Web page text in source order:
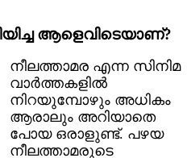
ആളെവിടെയാണ്?
നീലത്താമര എന്ന സിനിമ
വാര്‍ത്തകളില്‍
നിറയുമ്പോഴും അധികം
ആരാലും അറിയാതെ
പോയ ഒരാളുണ്ട്. പഴയ
നീലത്താമരുടെ